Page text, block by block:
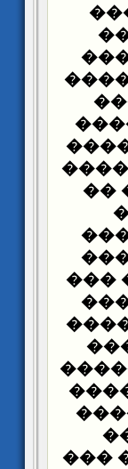
���
���